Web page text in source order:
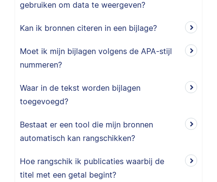
gebruiken om data te weergeven?
Kan ik bronnen citeren in een bijlage?
Moet ik mijn bijlagen volgens de APA-stijl
nummeren?
Waar in de tekst worden bijlagen
toegevoegd?
Bestaat er een tool die mijn bronnen
automatisch kan rangschikken?
Hoe rangschik ik publicaties waarbij de
titel met een getal begint?